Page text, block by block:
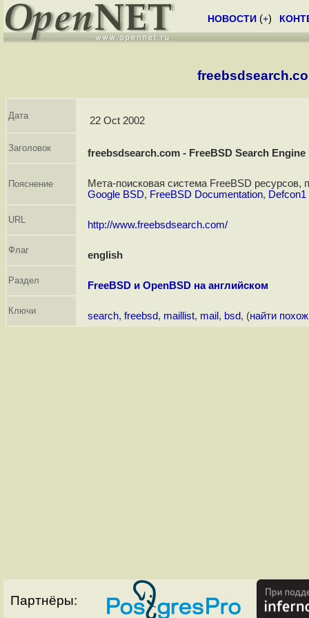
НОВОСТИ (+)
Дата 22 Oct 2002
Заголовок freebsdsearch.com - FreeBSD Search Engine
Пояснение
Мета-поисковая система FreeBSD ресурсов,
Google BSD, FreeBSD Documentation, Defcon1
URL http://www.freebsdsearch.com/
Флаг english
Раздел FreeBSD и OpenBSD на английском
Ключи search, freebsd, maillist, mail , bsd, (найти
Партнёры: